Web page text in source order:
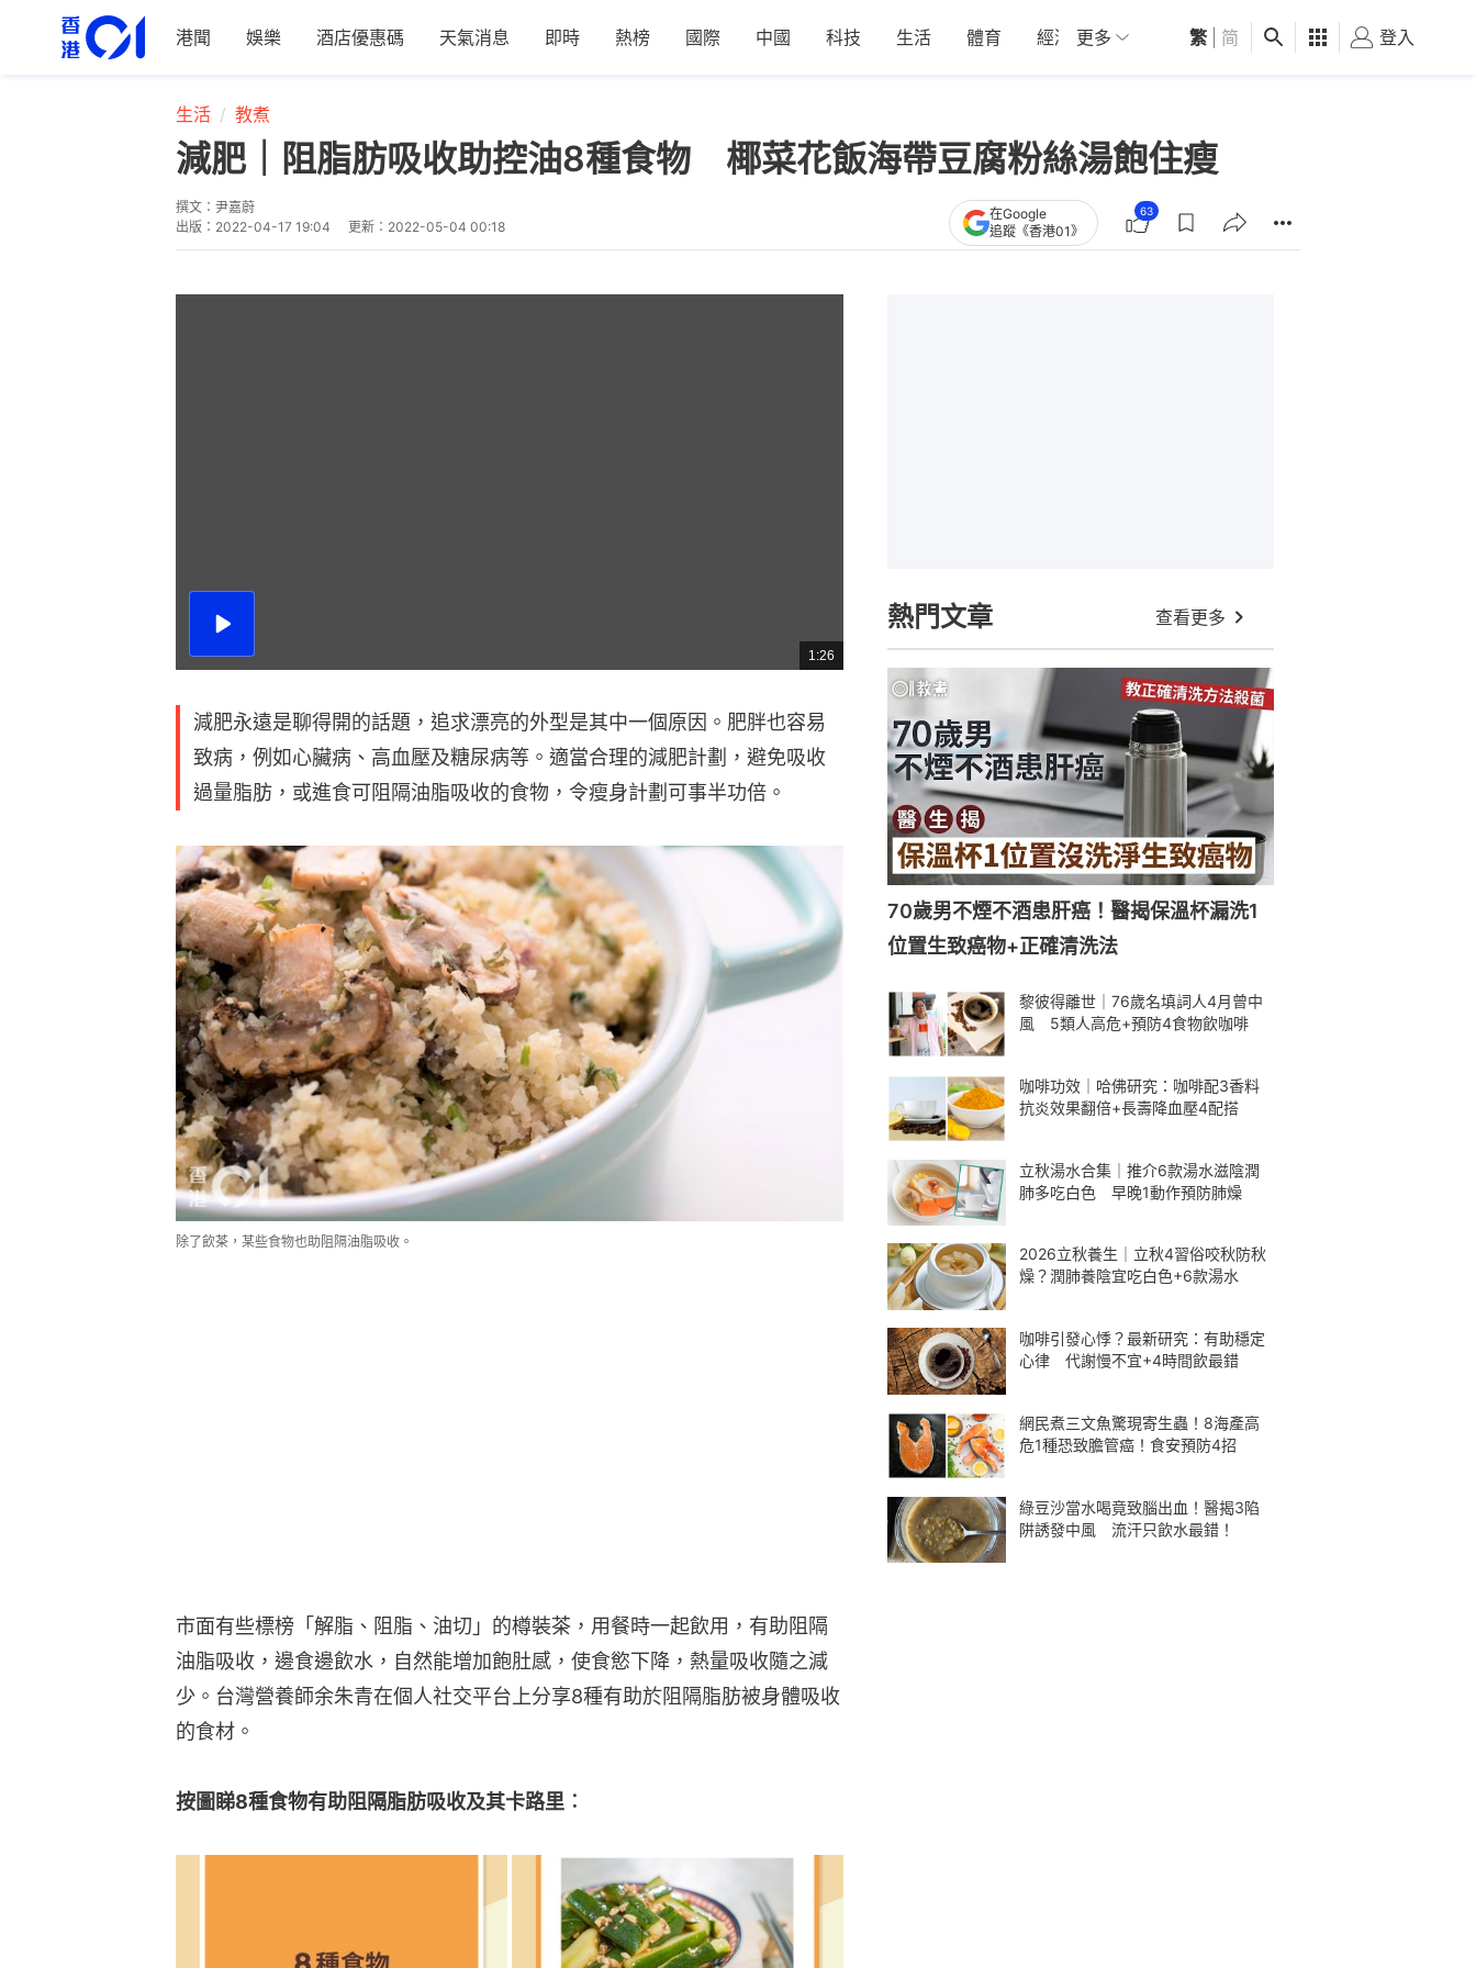
港聞 娛樂 酒店優惠碼 天氣消息 即時 熱榜 國際 中國 科技 生活 體育 經濟 01深圳 觀點 健康 好食玩飛
更多 繁 简 登入
生活 教煮
減肥｜阻脂肪吸收助控油8種食物 椰菜花飯海帶豆腐粉絲湯飽住瘦
撰文： 尹嘉蔚
出版： 2022-04-17 19:04 更新： 2022-05-04 00:18
在Google
追蹤《香港01》
63
播
總
共
1:26
減肥永遠是聊得開的話題，追求漂亮的外型是其中一個原因。肥胖也容易
致病，例如心臟病、高血壓及糖尿病等。適當合理的減肥計劃，避免吸收
過量脂肪，或進食可阻隔油脂吸收的食物，令瘦身計劃可事半功倍。
除了飲茶，某些食物也助阻隔油脂吸收。
市面有些標榜「解脂、阻脂、油切」的樽裝茶，用餐時一起飲用，有助阻隔
油脂吸收，邊食邊飲水，自然能增加飽肚感，使食慾下降，熱量吸收隨之減
少。台灣營養師余朱青在個人社交平台上分享8種有助於阻隔脂肪被身體吸收
的食材。
按圖睇8種食物有助阻隔脂肪吸收及其卡路里︰
熱門文章 查看更多
70歲男不煙不酒患肝癌！醫揭保溫杯漏洗1
位置生致癌物+正確清洗法
黎彼得離世｜76歲名填詞人4月曾中
風 5類人高危+預防4食物飲咖啡
咖啡功效｜哈佛研究：咖啡配3香料
抗炎效果翻倍+長壽降血壓4配搭
立秋湯水合集｜推介6款湯水滋陰潤
肺多吃白色 早晚1動作預防肺燥
2026立秋養生｜立秋4習俗咬秋防秋
燥？潤肺養陰宜吃白色+6款湯水
咖啡引發心悸？最新研究：有助穩定
心律 代謝慢不宜+4時間飲最錯
網民煮三文魚驚現寄生蟲！8海產高
危1種恐致膽管癌！食安預防4招
綠豆沙當水喝竟致腦出血！醫揭3陷
阱誘發中風 流汗只飲水最錯！